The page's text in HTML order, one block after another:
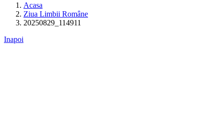
Acasa
Ziua Limbii Române
20250829_114911
Inapoi